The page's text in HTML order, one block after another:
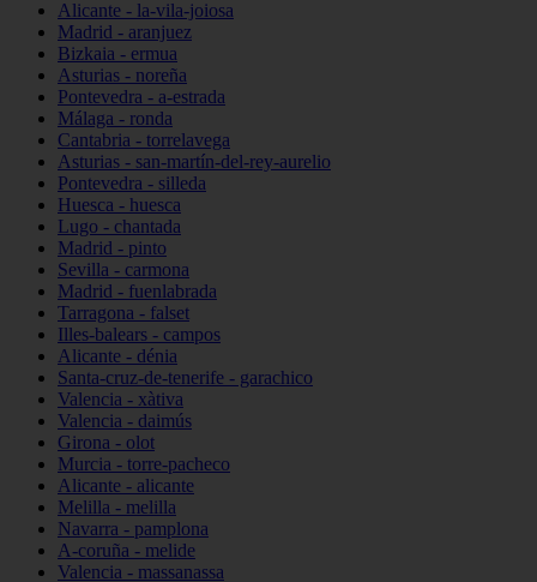
Alicante - la-vila-joiosa
Madrid - aranjuez
Bizkaia - ermua
Asturias - noreña
Pontevedra - a-estrada
Málaga - ronda
Cantabria - torrelavega
Asturias - san-martín-del-rey-aurelio
Pontevedra - silleda
Huesca - huesca
Lugo - chantada
Madrid - pinto
Sevilla - carmona
Madrid - fuenlabrada
Tarragona - falset
Illes-balears - campos
Alicante - dénia
Santa-cruz-de-tenerife - garachico
Valencia - xàtiva
Valencia - daimús
Girona - olot
Murcia - torre-pacheco
Alicante - alicante
Melilla - melilla
Navarra - pamplona
A-coruña - melide
Valencia - massanassa